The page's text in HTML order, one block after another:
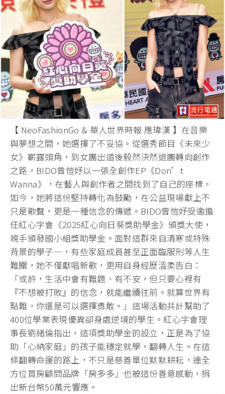
【 NeoFashionGo & 華人世界時報 應瑋漢 】在音樂
與夢想之間，她選擇了不妥協。從選秀節目《未來少
女》嶄露頭角，到女團出道後毅然決然退團轉向創作
之路，BIDO曾愷妤以一張全創作EP《Don’t
Wanna》，在藝人與創作者之間找到了自己的座標。
如今，她將這份堅持轉化為鼓勵，在公益現場獻上不
只是歌聲，更是一種信念的傳遞。BIDO曾愷妤受邀擔
任紅心字會《2025紅心向日葵獎助學金》頒獎大使，
親手頒發國小組獎助學金。面對這群來自清寒或特殊
背景的學子—，有些家庭成員甚至正面臨服刑等人生
難關，她不僅獻唱新歌，更用自身經歷溫柔告白：
「或許，生活中會有難題、有不安，但只要心裡有
『不想被打敗』的信念，就能繼續往前。就算世界有
點難，你還是可以選擇勇敢。」這場活動共計幫助了
400位學業表現優異卻身處逆境的學生。紅心字會理
事長劉緒倫指出，這項獎助學金的設立，正是為了協
助「心納家庭」的孩子能穩定就學，翻轉人生。在這
條翻轉命運的路上，不只是慈善單位默默耕耘，連全
方位買房顧問品牌「房多多」也被這份善意感動，捐
出新台幣50萬元響應。